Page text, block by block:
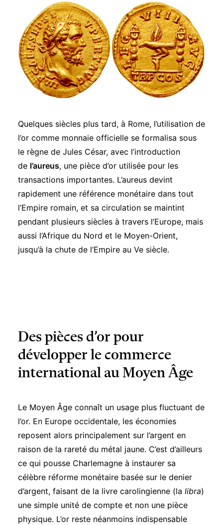
Quelques siècles plus tard, à Rome, l’utilisation de
l’or comme monnaie officielle se formalisa sous
le règne de Jules César, avec l’introduction
de l’aureus, une pièce d’or utilisée pour les
transactions importantes. L’aureus devint
rapidement une référence monétaire dans tout
l’Empire romain, et sa circulation se maintint
pendant plusieurs siècles à travers l’Europe, mais
aussi l’Afrique du Nord et le Moyen-Orient,
jusqu’à la chute de l’Empire au Ve siècle.
Des pièces d’or pour
développer le commerce
international au Moyen Âge
Le Moyen Âge connaît un usage plus fluctuant de
l’or. En Europe occidentale, les économies
reposent alors principalement sur l’argent en
raison de la rareté du métal jaune. C’est d’ailleurs
ce qui pousse Charlemagne à instaurer sa
célèbre réforme monétaire basée sur le denier
d’argent, faisant de la livre carolingienne (la libra)
une simple unité de compte et non une pièce
physique. L’or reste néanmoins indispensable